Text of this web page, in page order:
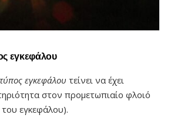
εγκεφάλου
εγκεφάλου τείνει να έχει
στον προμετωπιαίο φλοιό
εγκεφάλου).